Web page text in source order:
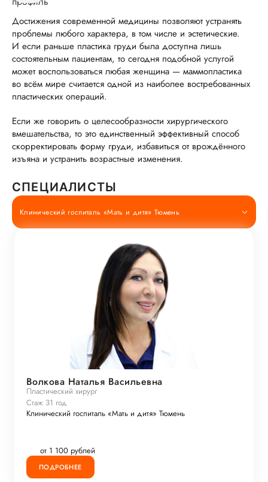
Достижения современной медицины позволяют устранять
проблемы любого характера, в том числе и эстетические.
И если раньше пластика груди была доступна лишь
состоятельным пациентам, то сегодня подобной услугой
может воспользоваться любая женщина — маммопластика
во всём мире считается одной из наиболее востребованных
пластических операций.
Если же говорить о целесообразности хирургического
вмешательства, то это единственный эффективный способ
скорректировать форму груди, избавиться от врождённого
изъяна и устранить возрастные изменения.
СПЕЦИАЛИСТЫ
Клинический госпиталь «Мать и дитя» Тюмень
Волкова Наталья Васильевна
Пластический хирург
Стаж 31 год
Клинический госпиталь «Мать и дитя» Тюмень
от 1 100 рублей
ПОДРОБНЕЕ